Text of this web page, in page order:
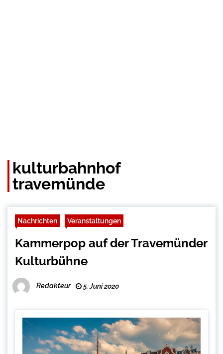
kulturbahnhof
travemünde
Nachrichten Veranstaltungen
Kammerpop auf der Travemünder
Kulturbühne
Redakteur 5. Juni 2020